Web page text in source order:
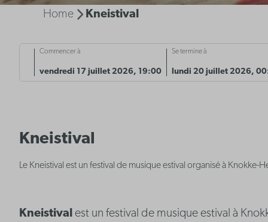
Home Kneistival
Commencer à
vendredi 17 juillet 2026, 19:00
Se termine à
lundi 20 juillet 2026,
Kneistival
Le Kneistival est un festival de musique estival organisé à
Kneistival est un festival de musique estival à